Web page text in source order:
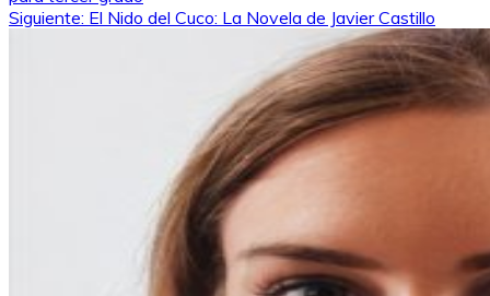
de
Siguiente: El Nido del Cuco: La Novela de Javier Castillo